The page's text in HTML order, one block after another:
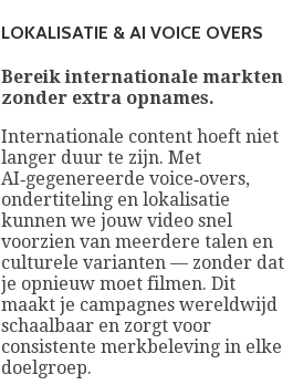
LOKALISATIE & AI VOICE OVERS
Bereik internationale markten
zonder extra opnames.
Internationale content hoeft niet
langer duur te zijn. Met
AI‑gegenereerde voice‑overs,
ondertiteling en lokalisatie
kunnen we jouw video snel
voorzien van meerdere talen en
culturele varianten — zonder dat
je opnieuw moet filmen. Dit
maakt je campagnes wereldwijd
schaalbaar en zorgt voor
consistente merkbeleving in elke
doelgroep.